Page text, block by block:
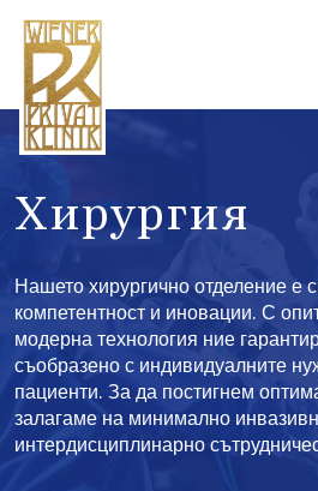
Xирургия
Нашето хирургично отделение е
компетентност и иновации. С
модерна технология ние
съобразено с индивидуалните
пациенти. За да постигнем
залагаме на минимално
интердисциплинарно